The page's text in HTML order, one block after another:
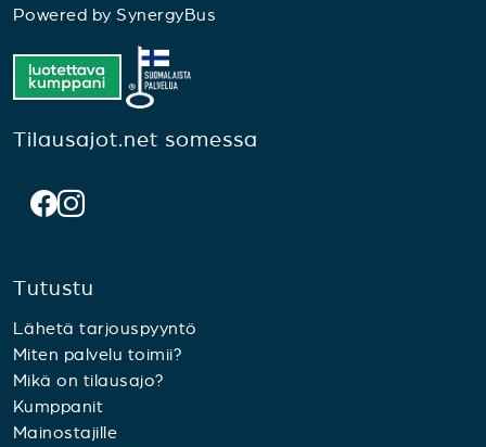
Powered by SynergyBus
Tilausajot.net somessa
Tutustu
Lähetä tarjouspyyntö
Miten palvelu toimii?
Mikä on tilausajo?
Kumppanit
Mainostajille